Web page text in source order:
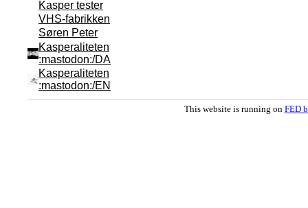
Kasper tester
VHS-fabrikken
Søren Peter
Kasperaliteten
:mastodon:/DA
Kasperaliteten
:mastodon:/EN
This website is running on FED